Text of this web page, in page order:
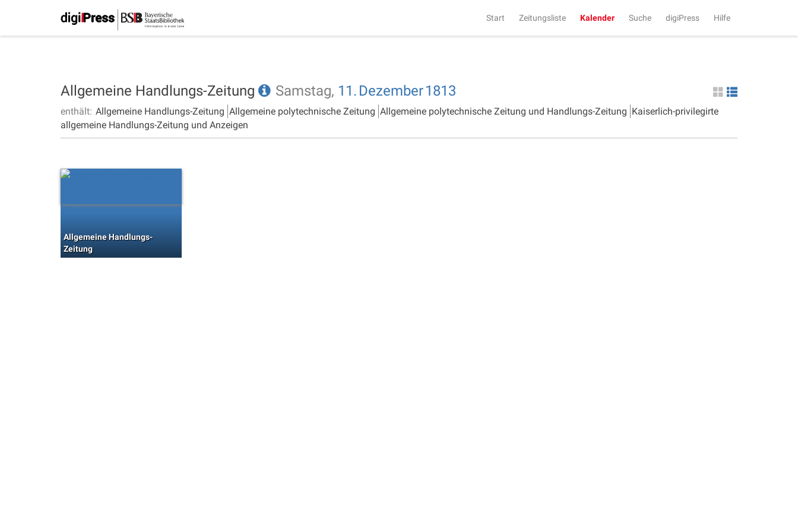
Start Zeitungsliste Kalender Suche digiPress Hilfe
Allgemeine Handlungs-Zeitung Samstag, 11. Dezember1813
enthält: Allgemeine Handlungs-Zeitung Allgemeine polytechnische Zeitung Allgemeine polytechnische Zeitung und Handlungs-Zeitung Kaiserlich-privilegirte
allgemeine Handlungs-Zeitung und Anzeigen
Allgemeine Handlungs-
Zeitung